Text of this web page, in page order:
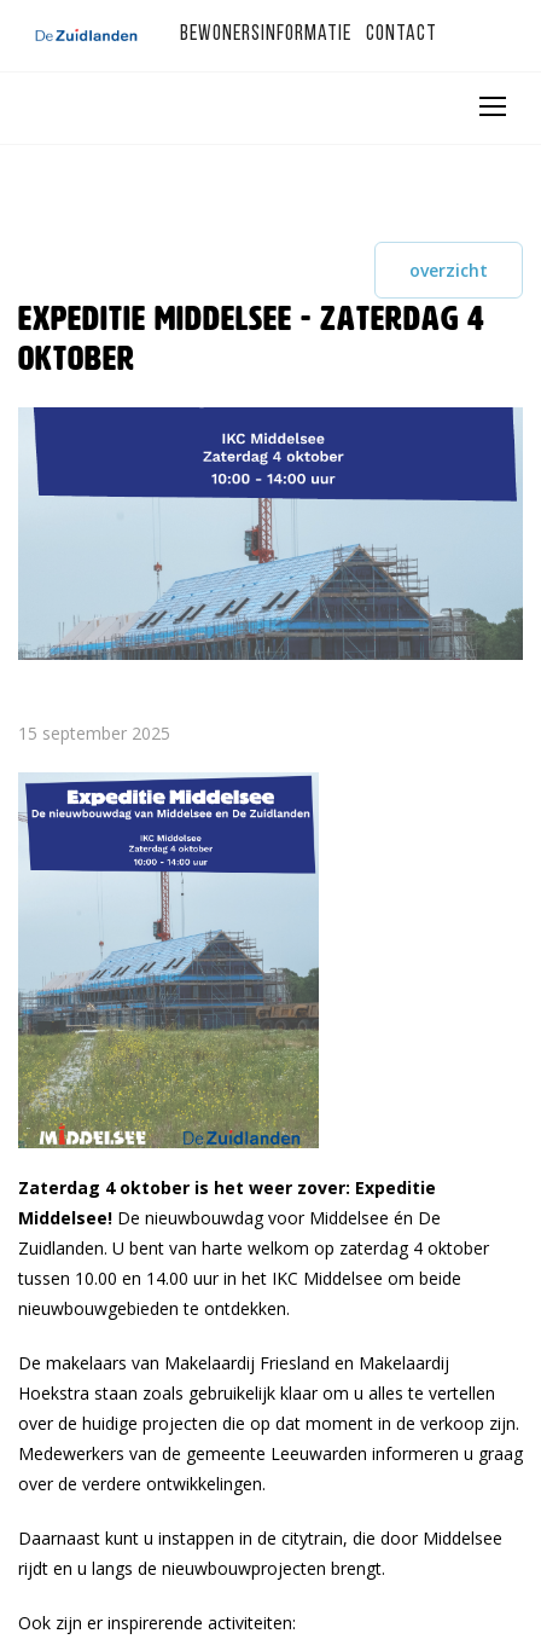
Bewonersinformatie Contact
overzicht
Expeditie Middelsee - zaterdag 4
oktober
15 september 2025
Zaterdag 4 oktober is het weer zover: Expeditie
Middelsee! De nieuwbouwdag voor Middelsee én De
Zuidlanden. U bent van harte welkom op zaterdag 4 oktober
tussen 10.00 en 14.00 uur in het IKC Middelsee om beide
nieuwbouwgebieden te ontdekken.
De makelaars van Makelaardij Friesland en Makelaardij
Hoekstra staan zoals gebruikelijk klaar om u alles te vertellen
over de huidige projecten die op dat moment in de verkoop zijn.
Medewerkers van de gemeente Leeuwarden informeren u graag
over de verdere ontwikkelingen.
Daarnaast kunt u instappen in de citytrain, die door Middelsee
rijdt en u langs de nieuwbouwprojecten brengt.
Ook zijn er inspirerende activiteiten: